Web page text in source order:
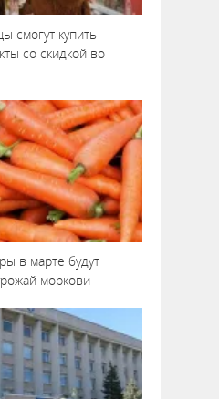
смогут купить
со скидкой во
в марте будут
моркови